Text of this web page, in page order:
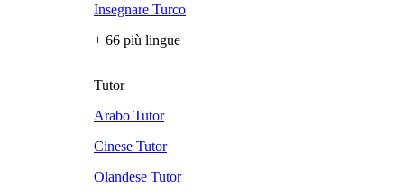
Insegnare Turco
+ 66 più lingue
Tutor
Arabo Tutor
Cinese Tutor
Olandese Tutor